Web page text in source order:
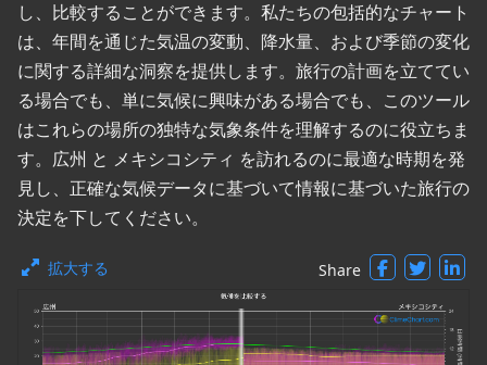
し、比較することができます。私たちの包括的なチャート
は、年間を通じた気温の変動、降水量、および季節の変化
に関する詳細な洞察を提供します。旅行の計画を立ててい
る場合でも、単に気候に興味がある場合でも、このツール
はこれらの場所の独特な気象条件を理解するのに役立ちま
す。広州 と メキシコシティ を訪れるのに最適な時期を発
見し、正確な気候データに基づいて情報に基づいた旅行の
決定を下してください。
拡大する Share